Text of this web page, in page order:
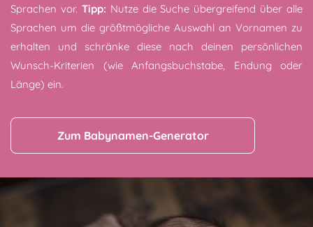
Sprachen vor. Tipp: Nutze die Suche übergreifend über alle
Sprachen um die größtmögliche Auswahl an Vornamen zu
erhalten und schränke diese nach deinen persönlichen
Wunsch-Kriterien (wie Anfangsbuchstabe, Endung oder
Länge) ein.
Zum Babynamen-Generator